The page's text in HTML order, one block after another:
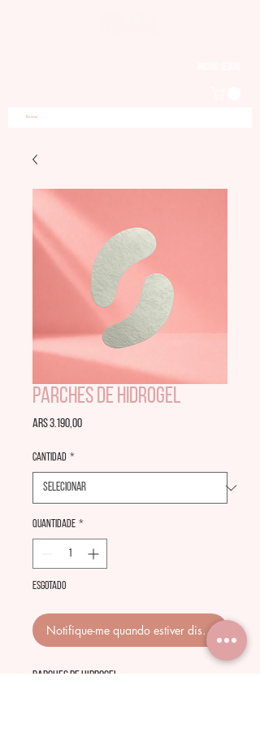
Parches de Hidrogel
ARS 3.190,00Preço
Cantidad *
Quantidade *
Esgotado
Notifique-me quando estiver disponível
Parches de Hidrogel